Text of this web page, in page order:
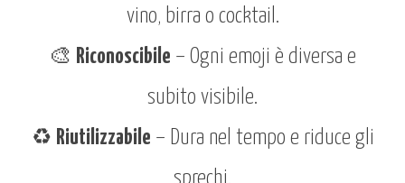
vino, birra o cocktail.
🎨 Riconoscibile – Ogni emoji è diversa e
subito visibile.
♻️ Riutilizzabile – Dura nel tempo e riduce gli
sprechi.